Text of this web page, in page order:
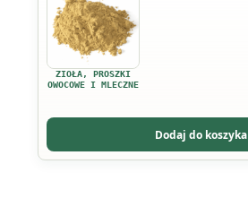
ZIOŁA, PROSZKI
OWOCOWE I MLECZNE
Dodaj do koszyka
ma
wiele
wariantów.
Opcje
na